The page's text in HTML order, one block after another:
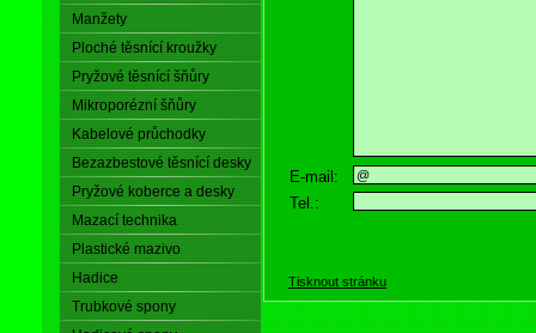
Manžety
Ploché těsnící kroužky
Pryžové těsnící šňůry
Mikroporézní šňůry
Kabelové průchodky
Bezazbestové těsnící desky
Pryžové koberce a desky
Mazací technika
Plastické mazivo
Hadice
Trubkové spony
E-mail:
Tel.:
Tisknout stránku